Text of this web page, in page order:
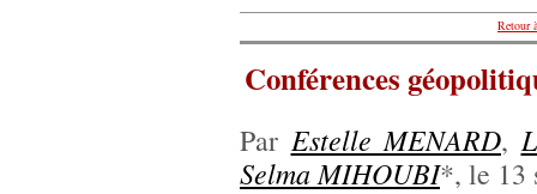
Retour
Conférences
Par Estelle MENARD,
Selma MIHOUBI*, le 13